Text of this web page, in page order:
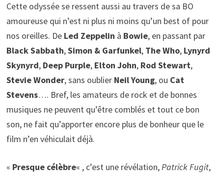
Cette odyssée se ressent aussi au travers de sa BO
amoureuse qui n’est ni plus ni moins qu’un best of pour
nos oreilles. De Led Zeppelin à Bowie, en passant par
Black Sabbath,Simon & Garfunkel, The Who, Lynyrd
Skynyrd, Deep Purple, Elton John, Rod Stewart,
Stevie Wonder, sans oublier Neil Young, ou Cat
Stevens…. Bref, les amateurs de rock et de bonnes
musiques ne peuvent qu’être comblés et tout ce bon
son, ne fait qu’apporter encore plus de bonheur que le
film n’en véhiculait déjà.
« Presque célèbre« , c’est une révélation,Patrick Fugit,